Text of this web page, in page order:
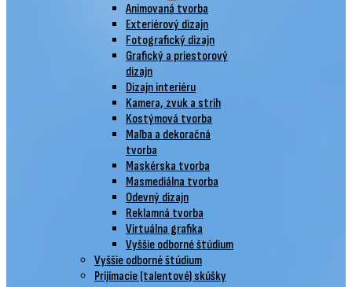
Animovaná tvorba
Exteriérový dizajn
Fotografický dizajn
Grafický a priestorový
dizajn
Dizajn interiéru
Kamera, zvuk a strih
Kostýmová tvorba
Maľba a dekoračná
tvorba
Maskérska tvorba
Masmediálna tvorba
Odevný dizajn
Reklamná tvorba
Virtuálna grafika
Vyššie odborné štúdium
Vyššie odborné štúdium
Prijímacie (talentové) skúšky